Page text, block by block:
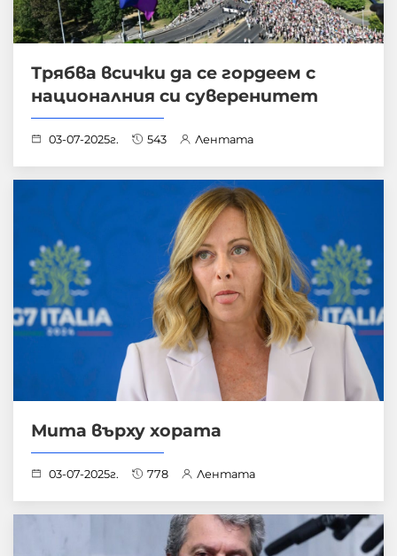
Трябва всички да се гордеем с
националния си суверенитет
03-07-2025г. 543 Лентата
Мита върху хората
03-07-2025г. 778 Лентата